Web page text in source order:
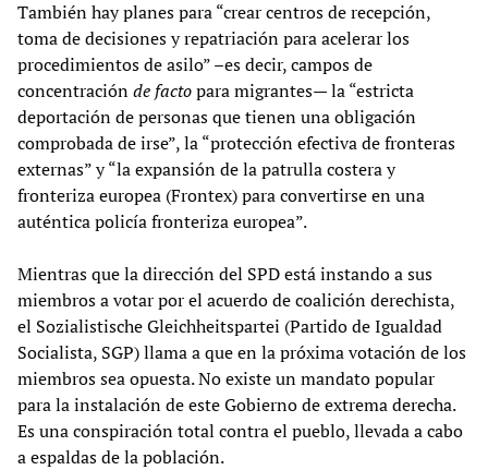
También hay planes para “crear centros de recepción,
toma de decisiones y repatriación para acelerar los
procedimientos de asilo” –es decir, campos de
concentraciónde factopara migrantes— la “estricta
deportación de personas que tienen una obligación
comprobada de irse”, la “protección efectiva de fronteras
externas” y “la expansión de la patrulla costera y
fronteriza europea (Frontex) para convertirse en una
auténtica policía fronteriza europea”.
Mientras que la dirección del SPD está instando a sus
miembros a votar por el acuerdo de coalición derechista,
el Sozialistische Gleichheitspartei (Partido de Igualdad
Socialista, SGP) llama a que en la próxima votación de los
miembros sea opuesta. No existe un mandato popular
para la instalación de este Gobierno de extrema derecha.
Es una conspiración total contra el pueblo, llevada a cabo
a espaldas de la población.